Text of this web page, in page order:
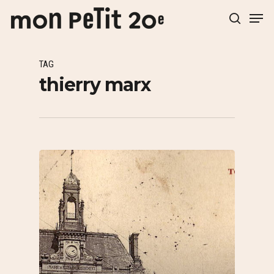
Hit enter to search or ESC to close
TAG
thierry marx